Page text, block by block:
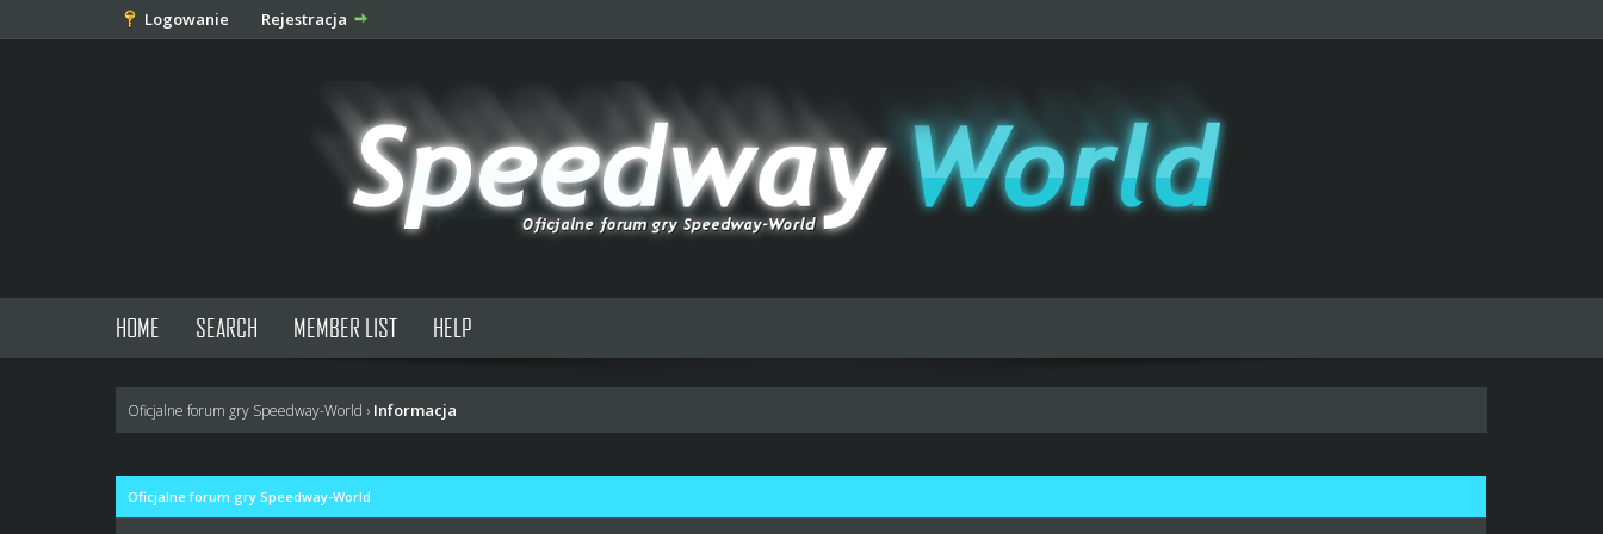
Logowanie Rejestracja
HOME SEARCH MEMBER LIST HELP
Oficjalne forum gry Speedway-World › Informacja
Oficjalne forum gry Speedway-World